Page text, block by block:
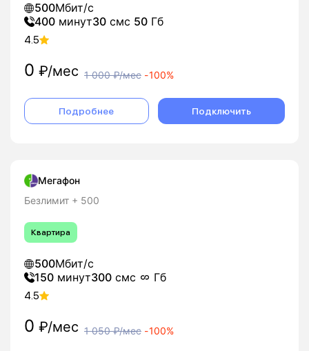
500Мбит/с
400 минут30 смс 50 Гб
4.5
0 ₽/мес 1 000₽/мес -100%
Подробнее Подключить
Мегафон
Безлимит + 500
Квартира
500Мбит/с
150 минут300 смс Гб
4.5
0 ₽/мес 1 050₽/мес -100%